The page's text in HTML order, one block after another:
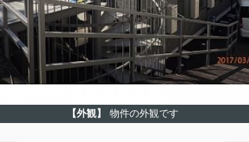
【外観】 物件の外観です